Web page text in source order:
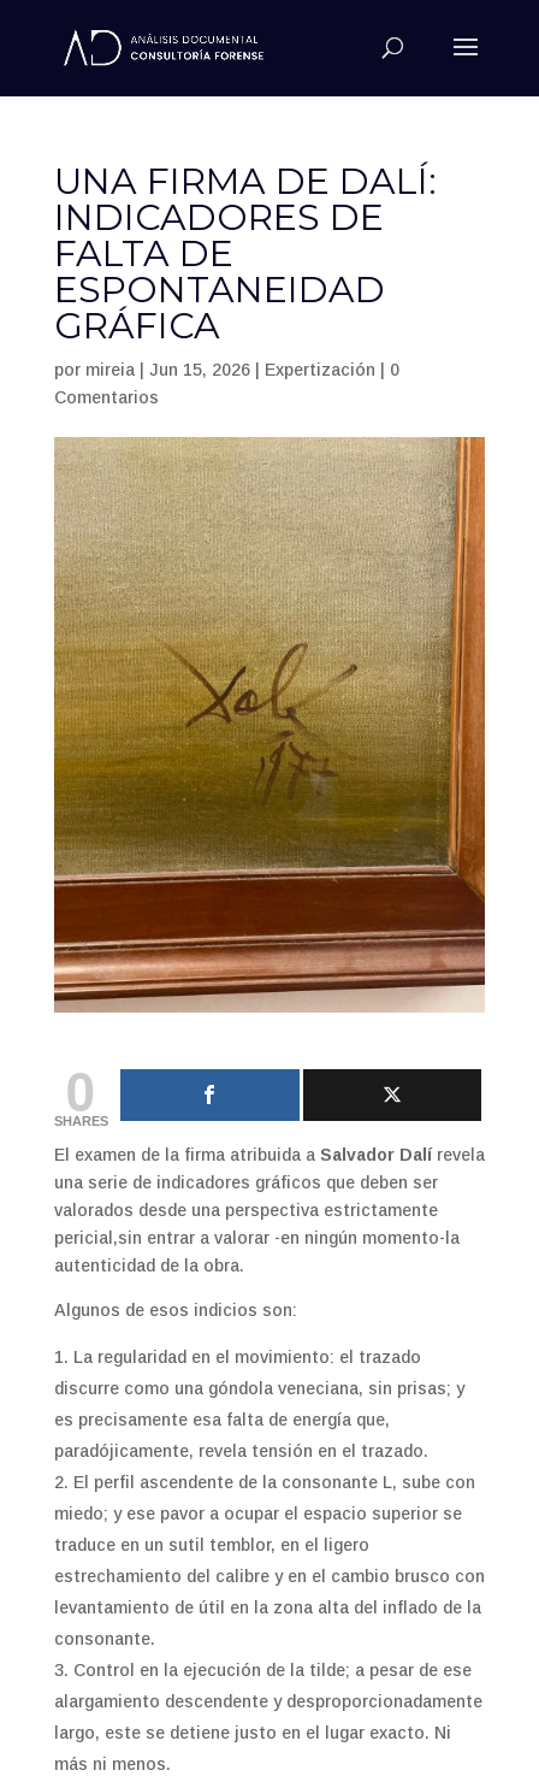
UNA FIRMA DE DALÍ:
INDICADORES DE
FALTA DE
ESPONTANEIDAD
GRÁFICA
por mireia| Jun 15, 2026| Expertización
0
Comentarios
0
SHARES
El examen de la firma atribuida a Salvador Dalírevela
una serie de indicadores gráficos que deben ser
valorados desde una perspectiva estrictamente
pericial,sin entrar a valorar -en ningún momento-la
autenticidad de la obra.
Algunos de esos indicios son:
La regularidad en el movimiento: el trazado
discurre como una góndola veneciana, sin prisas; y
es precisamente esa falta de energía que,
paradójicamente, revela tensión en el trazado.
El perfil ascendente de la consonante L, sube con
miedo; y ese pavor a ocupar el espacio superior se
traduce en un sutil temblor, en el ligero
estrechamiento del calibre y en el cambio brusco con
levantamiento de útil en la zona alta del inflado de la
consonante.
Control en la ejecución de la tilde; a pesar de ese
alargamiento descendente y desproporcionadamente
largo, este se detiene justo en el lugar exacto. Ni
más ni menos.